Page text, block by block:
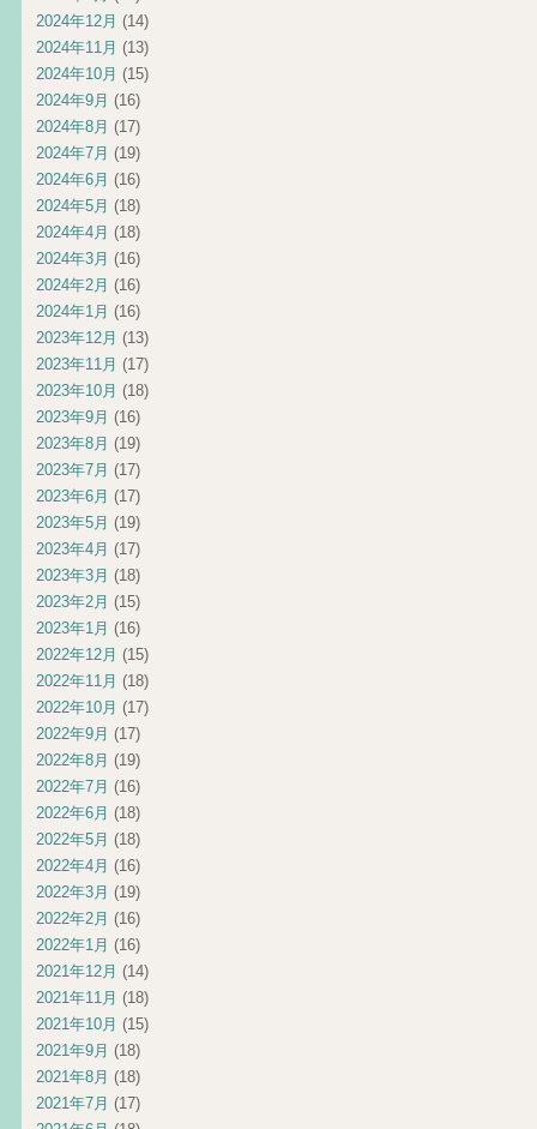
2024年12月 (14)
2024年11月 (13)
2024年10月 (15)
2024年9月 (16)
2024年8月 (17)
2024年7月 (19)
2024年6月 (16)
2024年5月 (18)
2024年4月 (18)
2024年3月 (16)
2024年2月 (16)
2024年1月 (16)
2023年12月 (13)
2023年11月 (17)
2023年10月 (18)
2023年9月 (16)
2023年8月 (19)
2023年7月 (17)
2023年6月 (17)
2023年5月 (19)
2023年4月 (17)
2023年3月 (18)
2023年2月 (15)
2023年1月 (16)
2022年12月 (15)
2022年11月 (18)
2022年10月 (17)
2022年9月 (17)
2022年8月 (19)
2022年7月 (16)
2022年6月 (18)
2022年5月 (18)
2022年4月 (16)
2022年3月 (19)
2022年2月 (16)
2022年1月 (16)
2021年12月 (14)
2021年11月 (18)
2021年10月 (15)
2021年9月 (18)
2021年8月 (18)
2021年7月 (17)